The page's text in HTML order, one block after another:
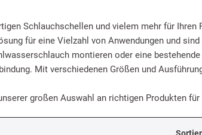
Schlauchschellen und vielem mehr für Ihren
für eine Vielzahl von Anwendungen und
montieren oder eine
Mit verschiedenen Größen und
großen Auswahl an richtigen Produkten für